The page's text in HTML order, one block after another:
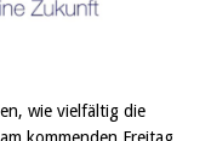
wie vielfältig die